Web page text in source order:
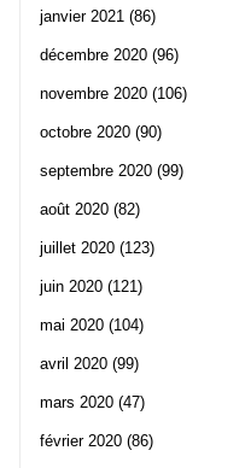
janvier 2021 (86)
décembre 2020 (96)
novembre 2020 (106)
octobre 2020 (90)
septembre 2020 (99)
août 2020 (82)
juillet 2020 (123)
juin 2020 (121)
mai 2020 (104)
avril 2020 (99)
mars 2020 (47)
février 2020 (86)